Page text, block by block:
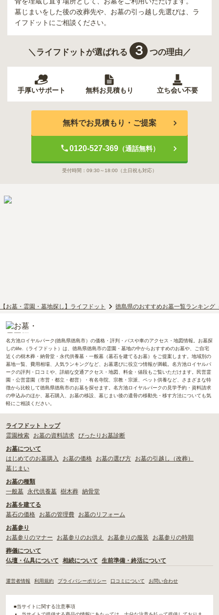
墓じまいをした後の改葬先や、お墓の引っ越し先選びは、ラ
イフドットにご相談ください。
＼ライフドットが選ばれる ３ つの理由／
手厚いサポート 無料お見積もり 立ち会い不要
無料でお見積もり・ご提案
0120-527-369（通話無料）
受付時間： 09:30～18:00 （土日祝も対応）
【お墓・霊園・墓地探し】ライフドット 徳島県のおすすめお墓一覧ランキング
名方池ロイヤルパーク(徳島県徳島市）の価格・評判・バスや車のアクセス・地図情報。お墓探
しのlife.（ライフドット）は、徳島県徳島市の霊園・墓地の中からおすすめのお墓や、ご自宅
近くの樹木葬・納骨堂・永代供養墓・一般墓（墓石を建てるお墓）をご提案します。地域別の
墓地一覧、費用相場、人気ランキングなど、お墓選びに役立つ情報が満載。名方池ロイヤルパ
ークの評判・口コミや、詳細な交通アクセス・地図、料金・値段もご覧いただけます。民営霊
園・公営霊園（市営・都立・都営）・有名寺院、宗教・宗派、ペット供養など、さまざまな特
徴から比較して徳島県徳島市のお墓を探せます。名方池ロイヤルパークの見学予約・資料請求
の申込みのほか、墓石購入、お墓の移設、墓じまい後の遺骨の移動先・移す方法についても気
軽にご相談ください。
ライフドット トップ
霊園検索
お墓の資料請求 ぴったりお墓診断
お墓について
はじめてのお墓購入
お墓の価格 お墓の選び方
お墓の引越し（改葬）
墓じまい
お墓の種類
一般墓
永代供養墓 樹木葬 納骨堂
お墓を建てる
墓石の価格
お墓の管理費
お墓のリフォーム
お墓参り
お墓参りのマナー
お墓参りのお供え お墓参りの服装
お墓参りの時期
葬儀について
仏壇・仏具について
相続について 生前準備・終活について
運営者情報 利用規約 プライバシーポリシー 口コミについて お問い合わせ
■当サイトに関する注意事項